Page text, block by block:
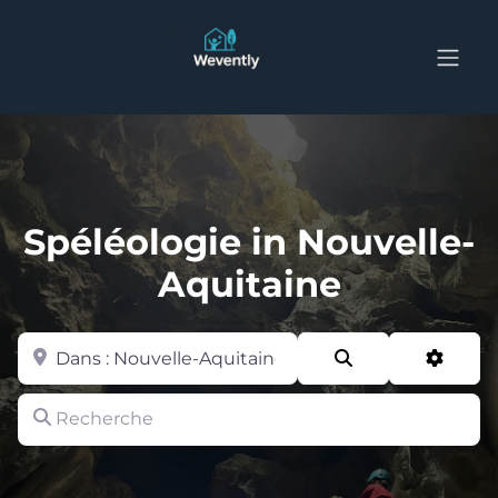
Spéléologie in Nouvelle-
Aquitaine
Recherche
Zone